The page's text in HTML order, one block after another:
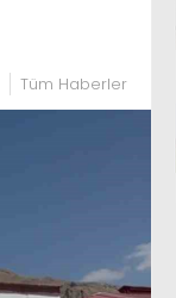
Tüm Haberler